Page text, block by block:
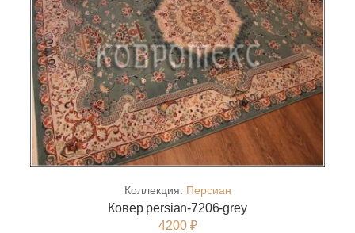
Коллекция: Персиан
Ковер persian-7206-grey
4200 ₽